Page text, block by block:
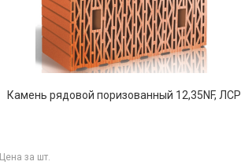
Камень рядовой поризованный 12,35NF, ЛСР
Цена за шт.